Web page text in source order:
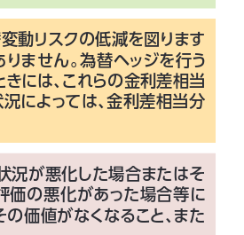
動リスクの低減を図ります
りません。為替ヘッジを行う
きには、これらの金利差相当
によっては、金利差相当分
況が悪化した場合またはそ
価の悪化があった場合等に
価値がなくなること、また